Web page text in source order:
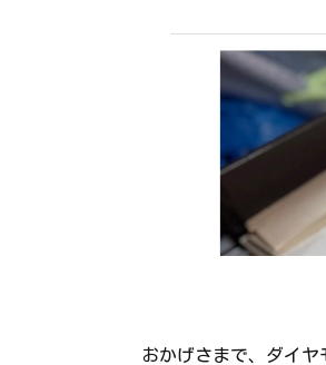
おかげさまで、ダイ